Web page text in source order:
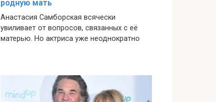
родную мать
Анастасия Самборская всячески
увиливает от вопросов, связанных с её
матерью. Но актриса уже неоднократно